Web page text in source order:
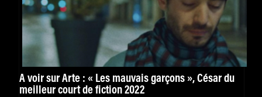
À voir sur Arte : « Les mauvais garçons », César du
meilleur court de fiction 2022